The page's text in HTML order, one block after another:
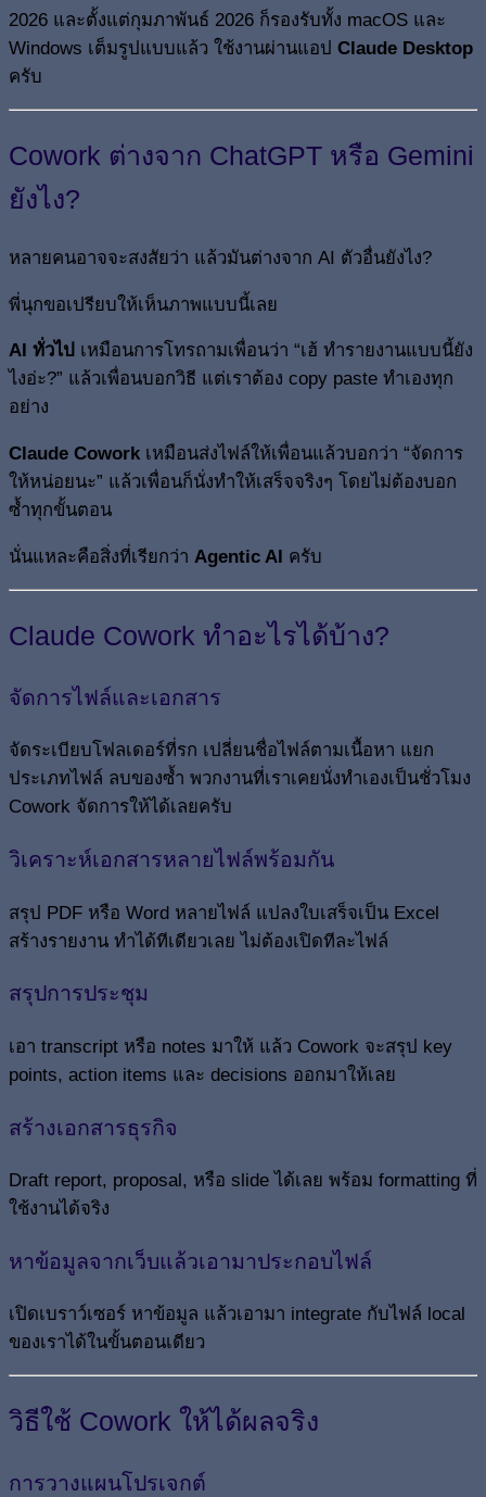
2026 และตั้งแต่กุมภาพันธ์ 2026 ก็รองรับทั้ง macOS และ
Windows เต็มรูปแบบแล้ว ใช้งานผ่านแอป Claude Desktop
ครับ
Cowork ต่างจาก ChatGPT หรือ Gemini
ยังไง?
หลายคนอาจจะสงสัยว่า แล้วมันต่างจาก AI ตัวอื่นยังไง?
พี่นุกขอเปรียบให้เห็นภาพแบบนี้เลย
AI ทั่วไป เหมือนการโทรถามเพื่อนว่า “เฮ้ ทำรายงานแบบนี้ยัง
ไงอ่ะ?” แล้วเพื่อนบอกวิธี แต่เราต้อง copy paste ทำเองทุก
อย่าง
Claude Cowork เหมือนส่งไฟล์ให้เพื่อนแล้วบอกว่า “จัดการ
ให้หน่อยนะ” แล้วเพื่อนก็นั่งทำให้เสร็จจริงๆ โดยไม่ต้องบอก
ซ้ำทุกขั้นตอน
นั่นแหละคือสิ่งที่เรียกว่า Agentic AI ครับ
Claude Cowork ทำอะไรได้บ้าง?
จัดการไฟล์และเอกสาร
จัดระเบียบโฟลเดอร์ที่รก เปลี่ยนชื่อไฟล์ตามเนื้อหา แยก
ประเภทไฟล์ ลบของซ้ำ พวกงานที่เราเคยนั่งทำเองเป็นชั่วโมง
Cowork จัดการให้ได้เลยครับ
วิเคราะห์เอกสารหลายไฟล์พร้อมกัน
สรุป PDF หรือ Word หลายไฟล์ แปลงใบเสร็จเป็น Excel
สร้างรายงาน ทำได้ทีเดียวเลย ไม่ต้องเปิดทีละไฟล์
สรุปการประชุม
เอา transcript หรือ notes มาให้ แล้ว Cowork จะสรุป key
points, action items และ decisions ออกมาให้เลย
สร้างเอกสารธุรกิจ
Draft report, proposal, หรือ slide ได้เลย พร้อม formatting ที่
ใช้งานได้จริง
หาข้อมูลจากเว็บแล้วเอามาประกอบไฟล์
เปิดเบราว์เซอร์ หาข้อมูล แล้วเอามา integrate กับไฟล์ local
ของเราได้ในขั้นตอนเดียว
วิธีใช้ Cowork ให้ได้ผลจริง
การวางแผนโปรเจกต์